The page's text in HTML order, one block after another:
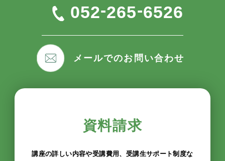
052-265-6526
メールでのお問い合わせ
資料請求
講座の詳しい内容や受講費用、受講生サポート制度な